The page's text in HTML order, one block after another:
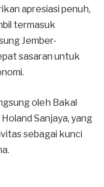
apresiasi penuh,
termasuk
Jember-
sasaran untuk
oleh Bakal
Sanjaya, yang
sebagai kunci